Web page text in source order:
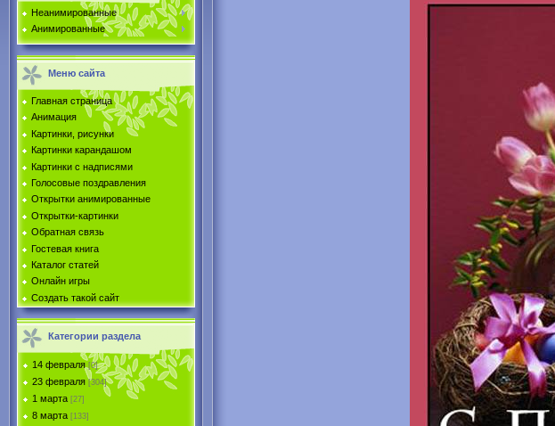
Неанимированные
Анимированные
Меню сайта
Главная страница
Анимация
Картинки, рисунки
Картинки карандашом
Картинки с надписями
Голосовые поздравления
Открытки анимированные
Открытки-картинки
Обратная связь
Гостевая книга
Каталог статей
Онлайн игры
Создать такой сайт
Категории раздела
14 февраля [0]
23 февраля [304]
1 марта [27]
8 марта [133]